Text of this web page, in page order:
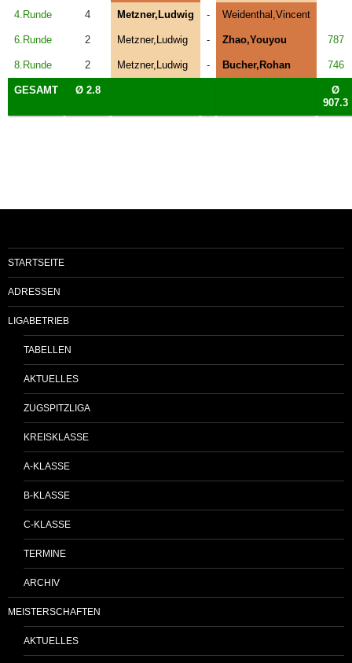
4.Runde 4 Metzner,Ludwig - Weidenthal,Vincent
6.Runde 2 Metzner,Ludwig - Zhao,Youyou 787
8.Runde 2 Metzner,Ludwig - Bucher,Rohan 746
GESAMT Ø 2.8
Ø
907.3
STARTSEITE
ADRESSEN
LIGABETRIEB
TABELLEN
AKTUELLES
ZUGSPITZLIGA
KREISKLASSE
A-KLASSE
B-KLASSE
C-KLASSE
TERMINE
ARCHIV
MEISTERSCHAFTEN
AKTUELLES